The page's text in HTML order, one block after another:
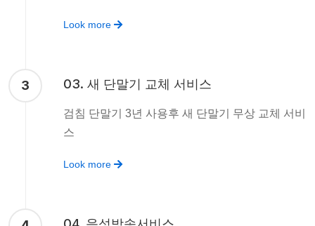
Look more
3 03. 새 단말기 교체 서비스
검침 단말기 3년 사용후 새 단말기 무상 교체 서비
스
Look more